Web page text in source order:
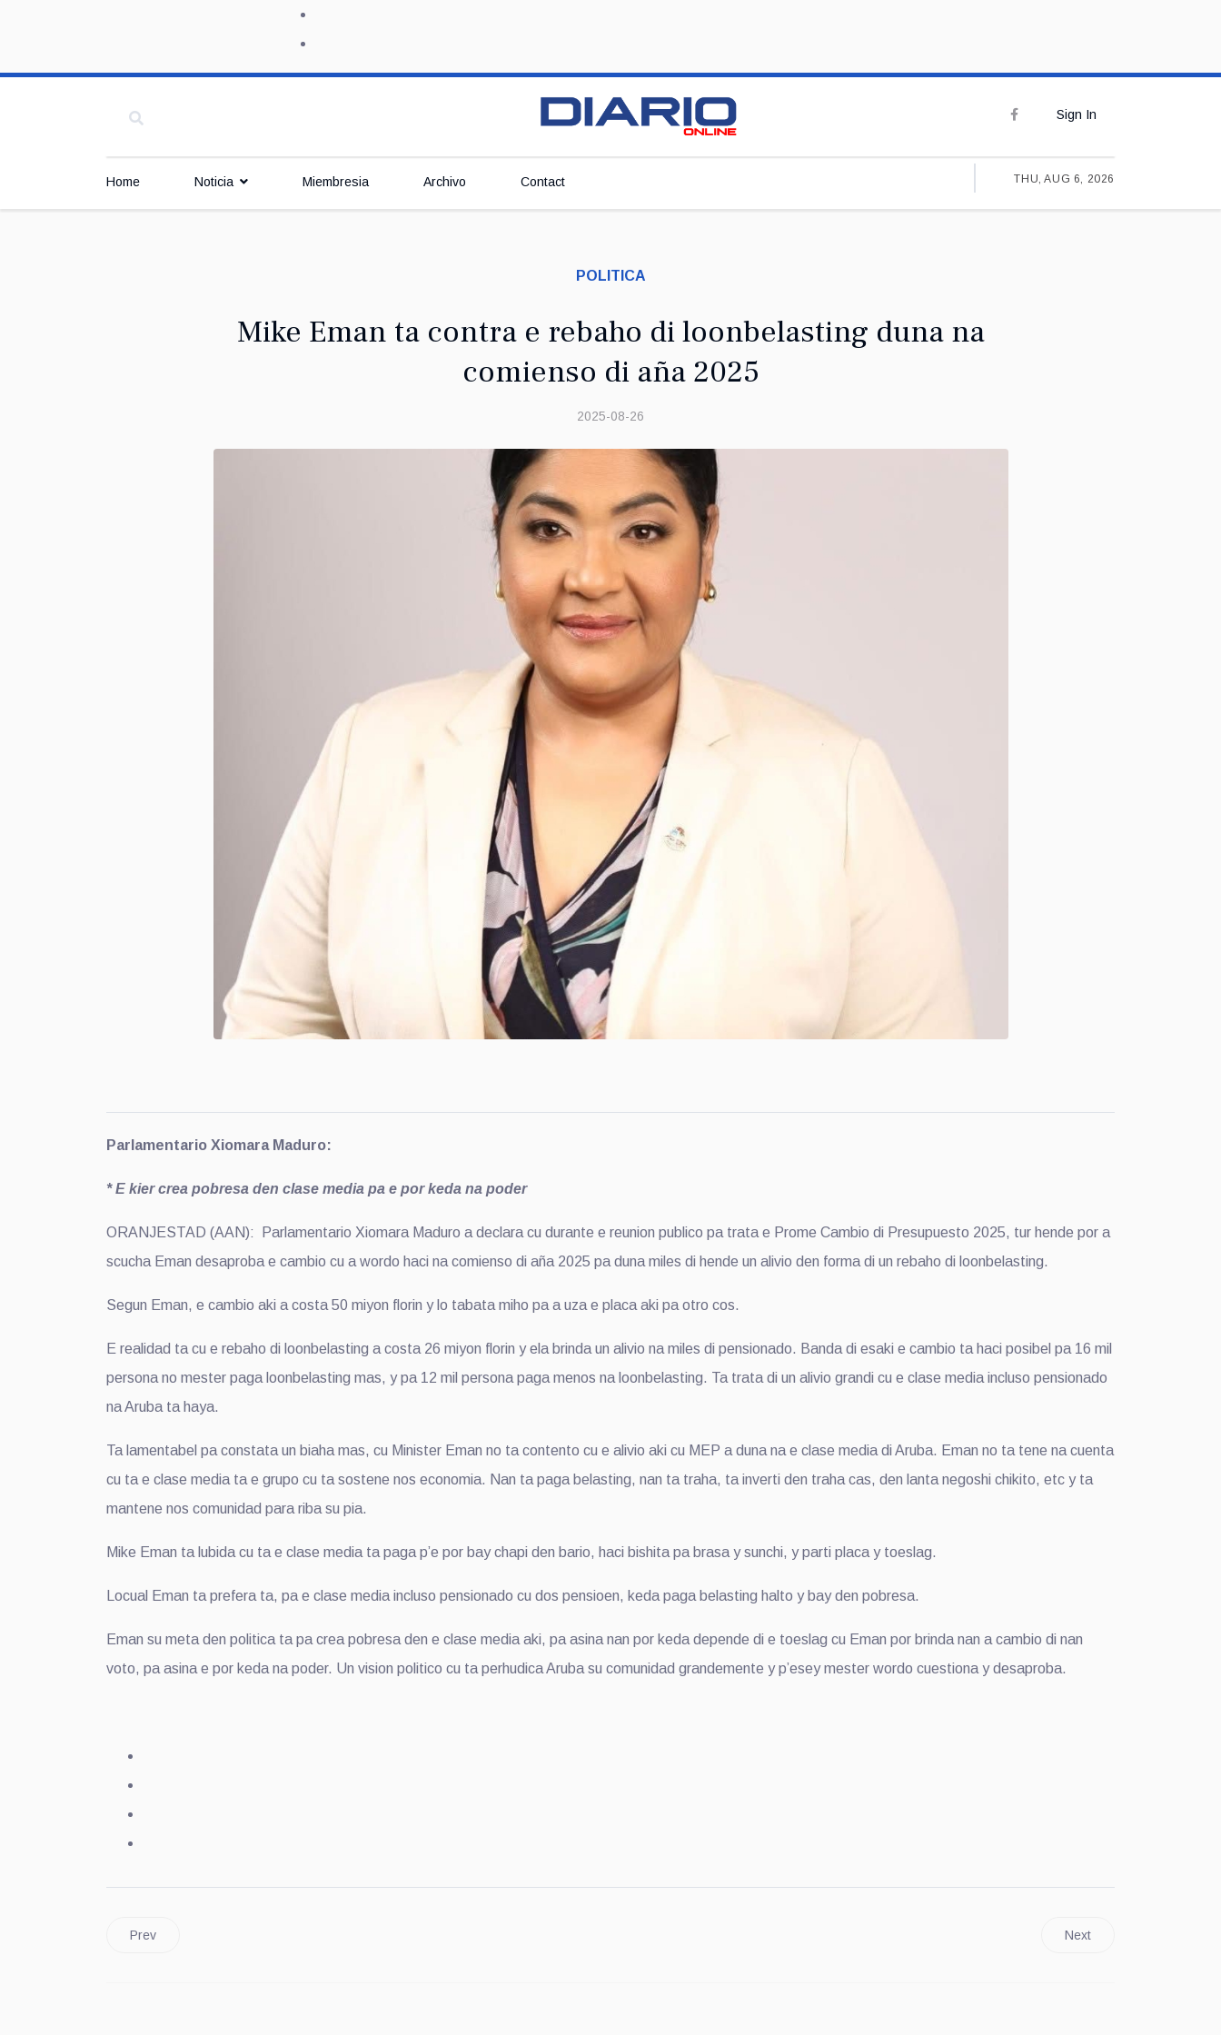
Sign In
Home Noticia Miembresia Archivo Contact THU, AUG 6, 2026
POLITICA
Mike Eman ta contra e rebaho di loonbelasting duna na
comienso di aña 2025
2025-08-26
Parlamentario Xiomara Maduro:
* E kier crea pobresa den clase media pa e por keda na poder
ORANJESTAD (AAN): Parlamentario Xiomara Maduro a declara cu durante e reunion publico pa trata e Prome Cambio di Presupuesto 2025, tur hende por a
scucha Eman desaproba e cambio cu a wordo haci na comienso di aña 2025 pa duna miles di hende un alivio den forma di un rebaho di loonbelasting.
Segun Eman, e cambio aki a costa 50 miyon florin y lo tabata miho pa a uza e placa aki pa otro cos.
E realidad ta cu e rebaho di loonbelasting a costa 26 miyon florin y ela brinda un alivio na miles di pensionado. Banda di esaki e cambio ta haci posibel pa 16 mil
persona no mester paga loonbelasting mas, y pa 12 mil persona paga menos na loonbelasting. Ta trata di un alivio grandi cu e clase media incluso pensionado
na Aruba ta haya.
Ta lamentabel pa constata un biaha mas, cu Minister Eman no ta contento cu e alivio aki cu MEP a duna na e clase media di Aruba. Eman no ta tene na cuenta
cu ta e clase media ta e grupo cu ta sostene nos economia. Nan ta paga belasting, nan ta traha, ta inverti den traha cas, den lanta negoshi chikito, etc y ta
mantene nos comunidad para riba su pia.
Mike Eman ta lubida cu ta e clase media ta paga p’e por bay chapi den bario, haci bishita pa brasa y sunchi, y parti placa y toeslag.
Locual Eman ta prefera ta, pa e clase media incluso pensionado cu dos pensioen, keda paga belasting halto y bay den pobresa.
Eman su meta den politica ta pa crea pobresa den e clase media aki, pa asina nan por keda depende di e toeslag cu Eman por brinda nan a cambio di nan
voto, pa asina e por keda na poder. Un vision politico cu ta perhudica Aruba su comunidad grandemente y p’esey mester wordo cuestiona y desaproba.
Prev Next